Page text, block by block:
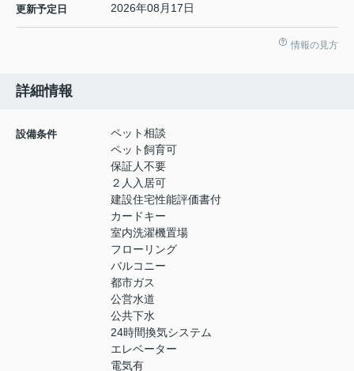
更新予定日 2026年08月17日
情報の見方
詳細情報
設備条件
ペット相談
ペット飼育可
保証人不要
２人入居可
建設住宅性能評価書付
カードキー
室内洗濯機置場
フローリング
バルコニー
都市ガス
公営水道
公共下水
24時間換気システム
エレベーター
電気有